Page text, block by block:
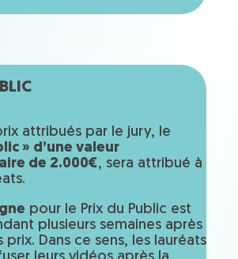
attribués par le jury, le
» d’une valeur
de 2.000€, sera attribué à
pour le Prix du Public est
plusieurs semaines après
prix. Dans ce sens, les lauréats